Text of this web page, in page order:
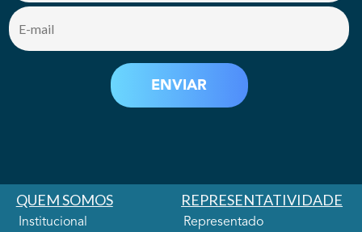
QUEM SOMOS
Institucional
REPRESENTATIVIDADE
Representado